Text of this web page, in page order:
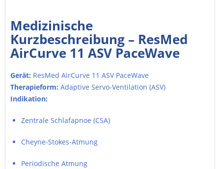
Medizinische
Kurzbeschreibung – ResMed
AirCurve 11 ASV PaceWave
Gerät: ResMed AirCurve 11 ASV PaceWave
Therapieform: Adaptive Servo-Ventilation (ASV)
Indikation:
Zentrale Schlafapnoe (CSA)
Cheyne-Stokes-Atmung
Periodische Atmung